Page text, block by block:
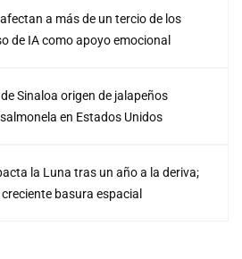
a más de un tercio de los
de IA como apoyo emocional
Sinaloa origen de jalapeños
en Estados Unidos
la Luna tras un año a la deriva;
basura espacial